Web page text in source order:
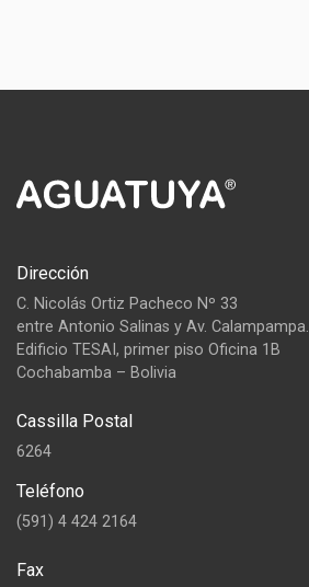
Dirección
C. Nicolás Ortiz Pacheco Nº 33
entre Antonio Salinas y Av. Calampampa.
Edificio TESAI, primer piso Oficina 1B
Cochabamba – Bolivia
Cassilla Postal
6264
Teléfono
(591) 4 424 2164
Fax